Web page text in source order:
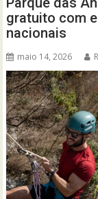
gratuito com
nacionais
maio 14, 2026